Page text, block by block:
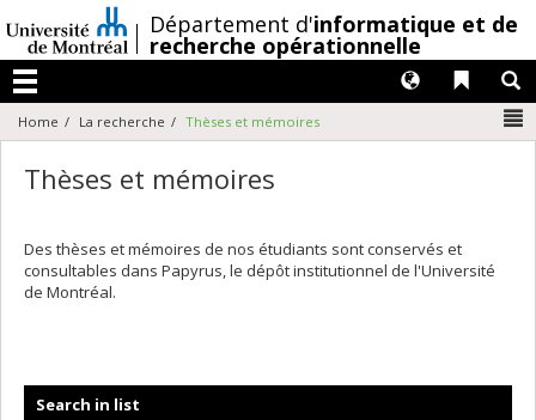
au
contenu
/Département d'informatique et de
recherche opérationnelle
Menu
Liens
Langues
Home La recherche Thèses et mémoires
Thèses et mémoires
Des thèses et mémoires de nos étudiants sont conservés et
consultables dans Papyrus, le dépôt institutionnel de l'Université
de Montréal.
Search in list